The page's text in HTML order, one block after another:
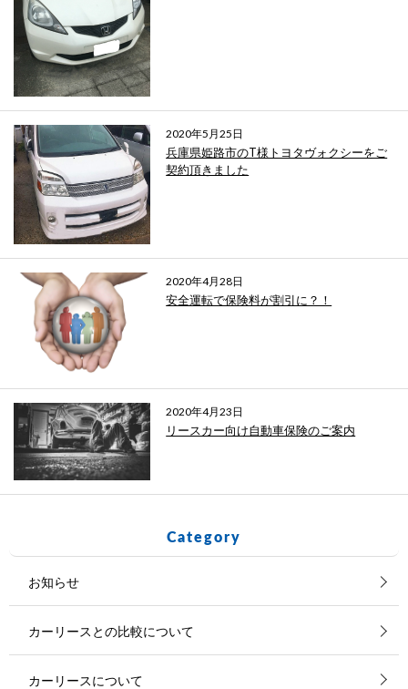
2020年5月25日
兵庫県姫路市のT様トヨタヴォクシーをご
契約頂きました
2020年4月28日
安全運転で保険料が割引に？！
2020年4月23日
リースカー向け自動車保険のご案内
Category
お知らせ
カーリースとの比較について
カーリースについて